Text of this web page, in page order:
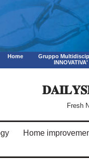
Home
Gruppo
INNOVATIVA'